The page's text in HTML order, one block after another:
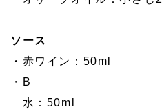
ソース
・赤ワイン：50ml
・B
水：50ml